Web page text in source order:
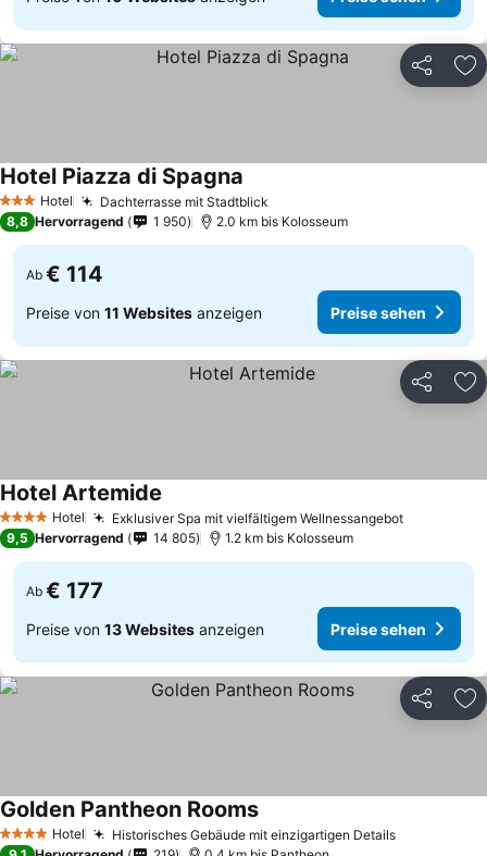
Teilen
3 SterneHotel Dachterrasse mit Stadtblick
Hotel Piazza di Spagna
8,8 Hervorragend 1 950 2.0 km bis Kolosseum
Ab € 114
Preise von 11 Websites anzeigen Preise sehen
Teilen
4 Sterne Hotel Exklusiver Spa mit vielfältigem Wellnessangebot
Hotel Artemide
9,5 Hervorragend 14 805 1.2 km bis Kolosseum
Ab € 177
Preise von 13 Websites anzeigen Preise sehen
Teilen
4 Sterne Hotel Historisches Gebäude mit einzigartigen Details
Golden Pantheon Rooms